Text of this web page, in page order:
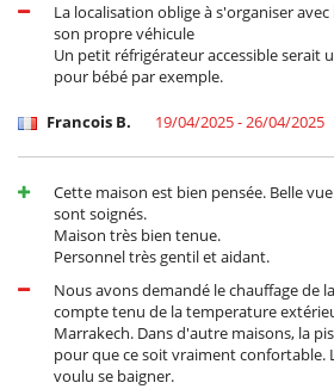
La localisation oblige à s'organiser
son propre véhicule
Un petit réfrigérateur accessible serait
pour bébé par exemple.
Francois B. 19/04/2025 - 26/04/2025
Cette maison est bien pensée. Belle
sont soignés.
Maison très bien tenue.
Personnel très gentil et aidant.
Nous avons demandé le chauffage de
compte tenu de la temperature
Marrakech. Dans d'autre maisons, la
pour que ce soit vraiment confortable.
voulu se baigner.